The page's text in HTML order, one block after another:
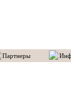
Партнеры